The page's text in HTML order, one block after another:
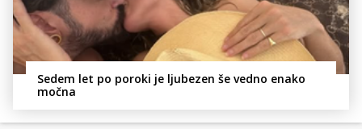
Sedem let po poroki je ljubezen še vedno enako
močna